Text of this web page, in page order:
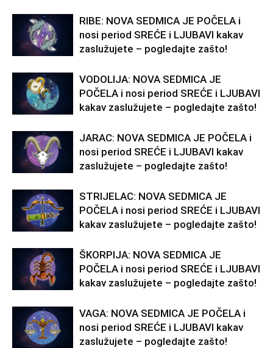
RIBE: NOVA SEDMICA JE POČELA i
nosi period SREĆE i LJUBAVI kakav
zaslužujete – pogledajte zašto!
VODOLIJA: NOVA SEDMICA JE
POČELA i nosi period SREĆE i LJUBAVI
kakav zaslužujete – pogledajte zašto!
JARAC: NOVA SEDMICA JE POČELA i
nosi period SREĆE i LJUBAVI kakav
zaslužujete – pogledajte zašto!
STRIJELAC: NOVA SEDMICA JE
POČELA i nosi period SREĆE i LJUBAVI
kakav zaslužujete – pogledajte zašto!
ŠKORPIJA: NOVA SEDMICA JE
POČELA i nosi period SREĆE i LJUBAVI
kakav zaslužujete – pogledajte zašto!
VAGA: NOVA SEDMICA JE POČELA i
nosi period SREĆE i LJUBAVI kakav
zaslužujete – pogledajte zašto!